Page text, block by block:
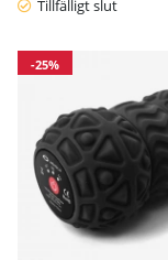
Tillfälligt slut
-25%